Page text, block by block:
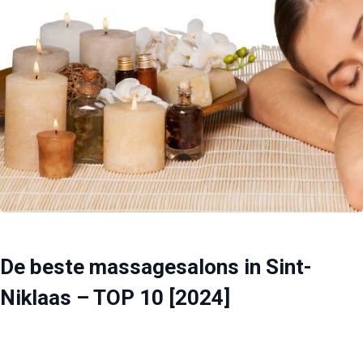
De beste massagesalons in Sint-
Niklaas – TOP 10 [2024]